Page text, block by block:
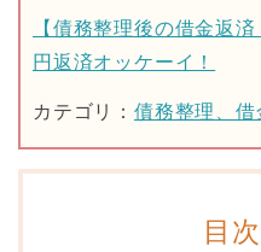
【債務整理後の借金返
円返済オッケーイ！
カテゴリ： 債務整理、
目次